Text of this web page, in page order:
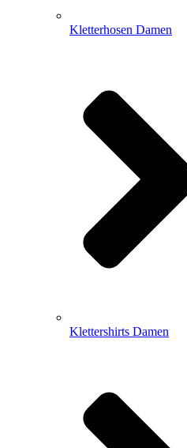
Kletterhosen Damen
Klettershirts Damen